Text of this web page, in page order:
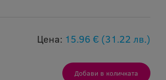
Цена: 15.96 € (31.22 лв.)